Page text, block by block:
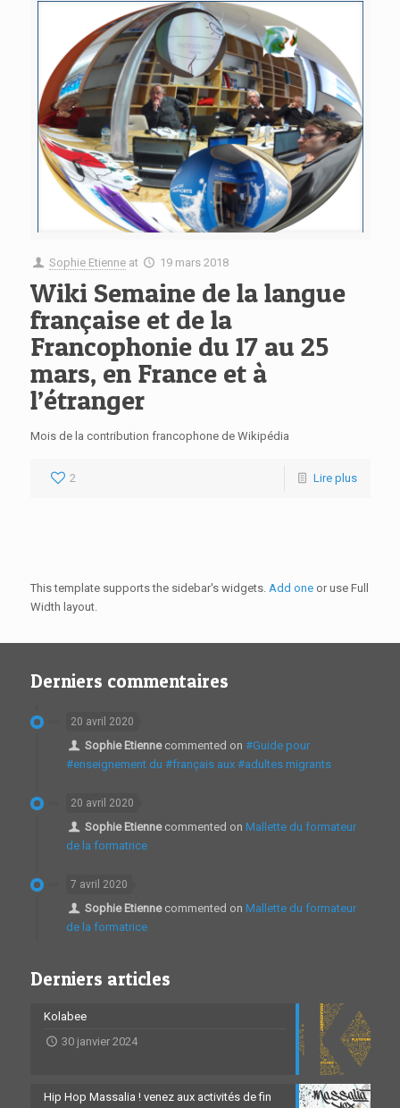
Sophie Etienne at 19 mars 2018
Wiki Semaine de la langue
française et de la
Francophonie du 17 au 25
mars, en France et à
l’étranger
Mois de la contribution francophone de Wikipédia
2 Lire plus
This template supports the sidebar's widgets. Add oneor use Full
Width layout.
Derniers commentaires
20 avril 2020
Sophie Etiennecommented on #Guide pour
#enseignement du #français aux #adultes migrants
20 avril 2020
Sophie Etiennecommented on Mallette du formateur
de la formatrice
7 avril 2020
Sophie Etiennecommented on Mallette du formateur
de la formatrice
Derniers articles
Kolabee
30 janvier 2024
Hip Hop Massalia ! venez aux activités de fin